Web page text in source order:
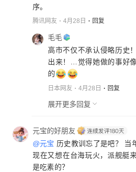
序。
腾讯网友 4月28日 回复
毛毛
高市不仅不承认侵略历史
出来！…觉得她做的事好
的
日本网友 4月28日 回复
展开更多回复
元宝的好朋友
@元宝 历史教训忘了是吧？​ 当
现在又想在台海玩火，派舰艇
是吃素的？